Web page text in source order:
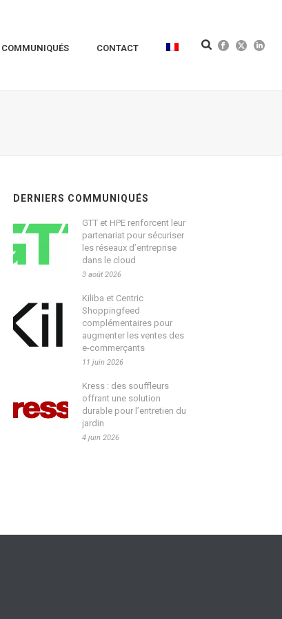
COMMUNIQUÉS CONTACT
DERNIERS COMMUNIQUÉS
GTT et HPE renforcent leur
partenariat pour sécuriser
les réseaux d’entreprise
dans le cloud
3 août 2026
Kiliba et Centric
Shoppingfeed
complémentaires pour
augmenter les ventes des
e-commerçants
11 juin 2026
Kress : des souffleurs
offrant une solution
durable pour l’entretien du
jardin
4 juin 2026